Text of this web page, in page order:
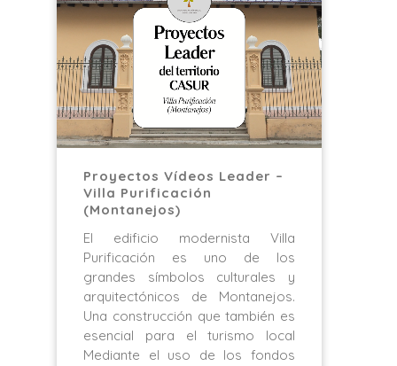
Proyectos Vídeos Leader –
Villa Purificación
(Montanejos)
El edificio modernista Villa
Purificación es uno de los
grandes símbolos culturales y
arquitectónicos de Montanejos.
Una construcción que también es
esencial para el turismo local
Mediante el uso de los fondos